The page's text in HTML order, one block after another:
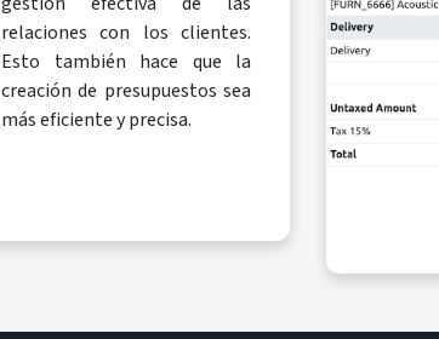
relaciones con los clientes.
Esto también hace que la
creación de presupuestos sea
más eficiente y precisa.